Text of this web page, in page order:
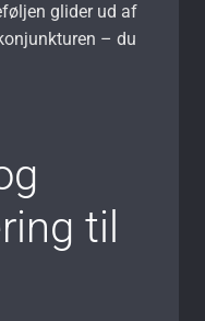
glider ud af
– du
til